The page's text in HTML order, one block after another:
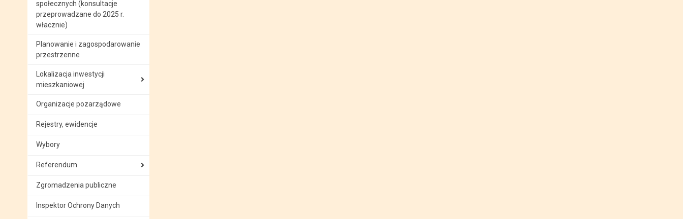
społecznych (konsultacje
przeprowadzane do 2025 r.
włacznie)
Planowanie i zagospodarowanie
przestrzenne
Lokalizacja inwestycji
mieszkaniowej
Organizacje pozarządowe
Rejestry, ewidencje
Wybory
Referendum
Zgromadzenia publiczne
Inspektor Ochrony Danych